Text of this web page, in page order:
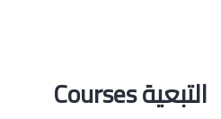
التبعية Courses